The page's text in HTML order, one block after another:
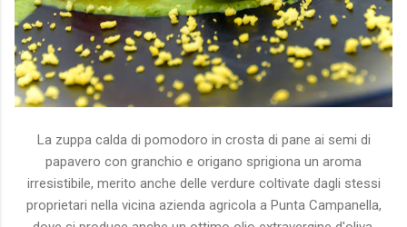
La zuppa calda di pomodoro in crosta di pane ai semi di
papavero con granchio e origano sprigiona un aroma
irresistibile, merito anche delle verdure coltivate dagli stessi
proprietari nella vicina azienda agricola a Punta Campanella,